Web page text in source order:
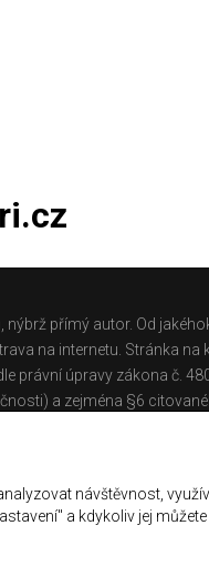
přímý autor. Od
na internetu. Stránka na
právní úpravy zákona č.
a zejména §6
návštěvnost,
a kdykoliv jej můžete